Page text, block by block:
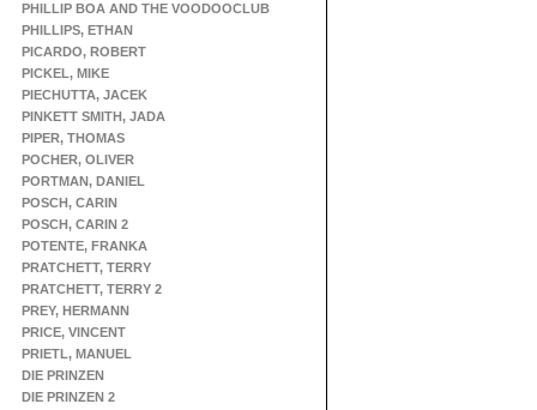
PHILLIP BOA AND THE VOODOOCLUB
PHILLIPS, ETHAN
PICARDO, ROBERT
PICKEL, MIKE
PIECHUTTA, JACEK
PINKETT SMITH, JADA
PIPER, THOMAS
POCHER, OLIVER
PORTMAN, DANIEL
POSCH, CARIN
POSCH, CARIN 2
POTENTE, FRANKA
PRATCHETT, TERRY
PRATCHETT, TERRY 2
PREY, HERMANN
PRICE, VINCENT
PRIETL, MANUEL
DIE PRINZEN
DIE PRINZEN 2